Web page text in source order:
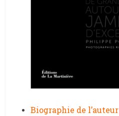
Biographie de l’auteur